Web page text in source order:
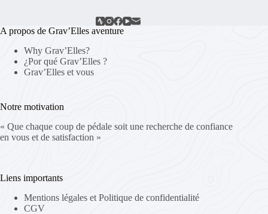
A propos de Grav’Elles aventure
Why Grav’Elles?
¿Por qué Grav’Elles ?
Grav’Elles et vous
Notre motivation
« Que chaque coup de pédale soit une recherche de confiance
en vous et de satisfaction »
Liens importants
Mentions légales et Politique de confidentialité
CGV